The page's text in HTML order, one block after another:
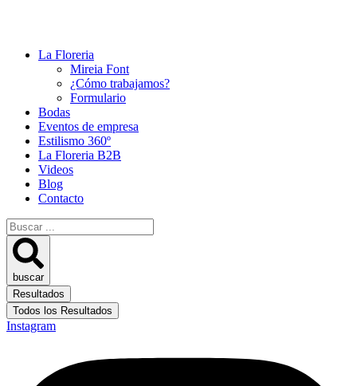
La Floreria
Mireia Font
¿Cómo trabajamos?
Formulario
Bodas
Eventos de empresa
Estilismo 360º
La Floreria B2B
Videos
Blog
Contacto
Search
...
buscar
Resultados
Todos los Resultados
Instagram